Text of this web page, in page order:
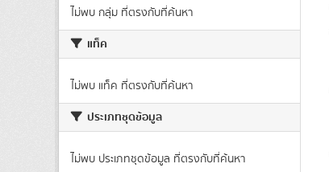
ไม่พบ กลุ่ม ที่ตรงกับที่ค้นหา
แท็ค
ไม่พบ แท็ค ที่ตรงกับที่ค้นหา
ประเภทชุดข้อมูล
ไม่พบ ประเภทชุดข้อมูล ที่ตรงกับที่ค้นหา